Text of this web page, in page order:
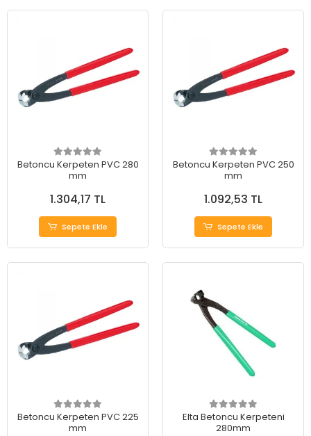
Betoncu Kerpeten PVC 280
mm
1.304,17 TL
Sepete Ekle
Betoncu Kerpeten PVC 250
mm
1.092,53 TL
Sepete Ekle
Betoncu Kerpeten PVC 225
mm
Elta Betoncu Kerpeteni
280mm